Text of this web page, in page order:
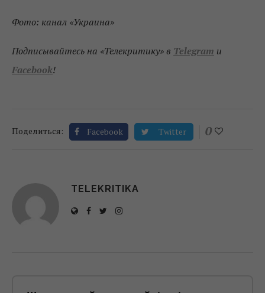
Фото: канал «Украина»
Подписывайтесь на «Телекритику» в Telegram и
Facebook!
Поделиться: Facebook Twitter 0
TELEKRITIKA